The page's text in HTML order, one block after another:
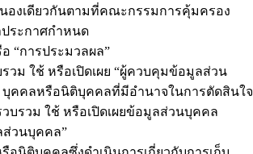
องเดียวกันตามที่คณะกรรมการคุ้มครอง
ระกาศกำหนด
“การประมวลผล”
วม ใช้ หรือเปิดเผย “ผู้ควบคุมข้อมูลส่วน
บุคคลหรือนิติบุคคลที่มีอำนาจในการตัดสินใจ
วบรวม ใช้ หรือเปิดเผยข้อมูลส่วนบุคคล
ส่วนบุคคล”